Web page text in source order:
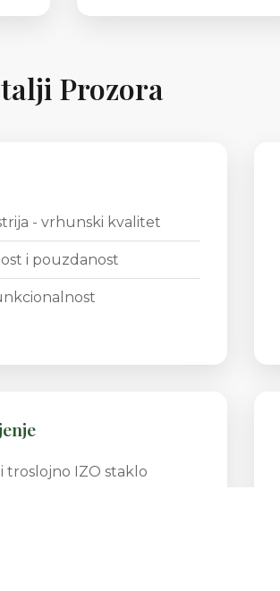
Prozora
- vrhunski kvalitet
i pouzdanost
troslojno IZO staklo